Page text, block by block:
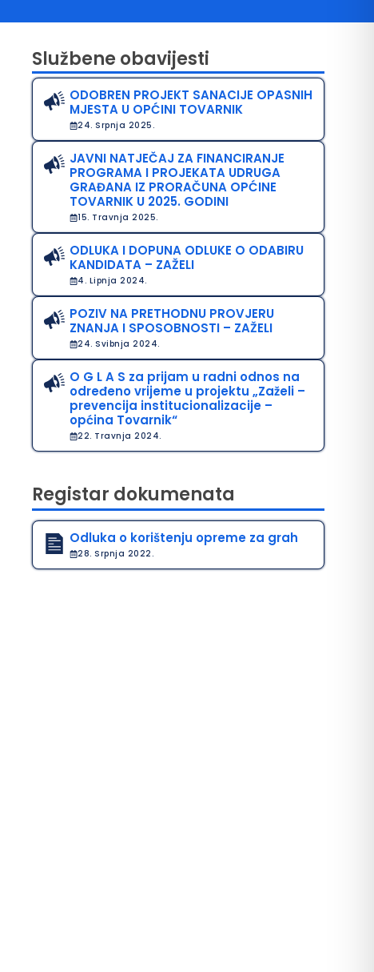
Pravo na pristup informacijama
Izjava o pristupačnosti
Pravila privatnosti
Službene obavijesti
ODOBREN PROJEKT SANACIJE OPASNIH
MJESTA U OPĆINI TOVARNIK
24. Srpnja 2025.
JAVNI NATJEČAJ ZA FINANCIRANJE
PROGRAMA I PROJEKATA UDRUGA
GRAĐANA IZ PRORAČUNA OPĆINE
TOVARNIK U 2025. GODINI
15. Travnja 2025.
ODLUKA I DOPUNA ODLUKE O ODABIRU
KANDIDATA – ZAŽELI
4. Lipnja 2024.
POZIV NA PRETHODNU PROVJERU
ZNANJA I SPOSOBNOSTI – ZAŽELI
24. Svibnja 2024.
O G L A S za prijam u radni odnos na
određeno vrijeme u projektu „Zaželi –
prevencija institucionalizacije –
općina Tovarnik“
22. Travnja 2024.
Registar dokumenata
Odluka o korištenju opreme za grah
28. Srpnja 2022.